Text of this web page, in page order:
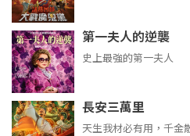
第一夫人的逆襲
史上最強的第一夫人
長安三萬里
天生我材必有用，千金